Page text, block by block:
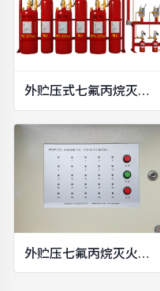
外贮压式七氟丙烷灭火系统（4.2MPa）
外贮压七氟丙烷灭火系统泄漏监测装置